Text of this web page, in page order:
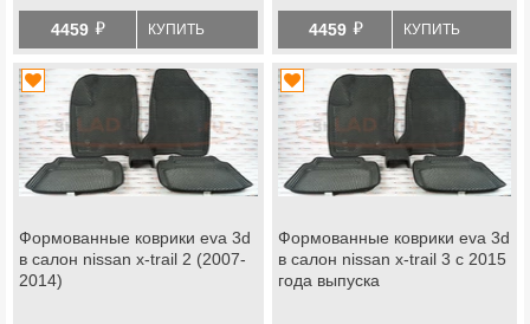
4459 й КУПИТЬ 4459 й КУПИТЬ
Формованные коврики eva 3d
в салон nissan x-trail 2 (2007-
2014)
Формованные коврики eva 3d
в салон nissan x-trail 3 с 2015
года выпуска